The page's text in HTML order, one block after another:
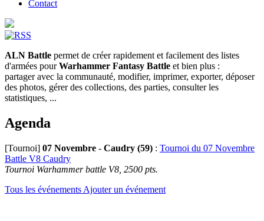
Contact
ALN Battle permet de créer rapidement et facilement des listes
d'armées pourWarhammer Fantasy Battle et bien plus :
partager avec la communauté, modifier, imprimer, exporter, déposer
des photos, gérer des collections, des parties, consulter les
statistiques, ...
Agenda
[Tournoi] 07 Novembre - Caudry (59) : Tournoi du 07 Novembre
Battle V8 Caudry
Tournoi Warhammer battle V8, 2500 pts.
Tous les événements Ajouter un événement